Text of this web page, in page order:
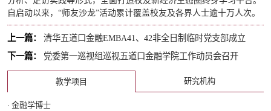
自启动以来，“师友沙龙”活动累计覆盖校友及各界人士逾十万人次。
上一篇：
清华五道口金融EMBA41、42非全日制临时党支部成立
下一篇：
党委第一巡视组巡视五道口金融学院工作动员会召开
教学项目 研究机构
· 金融学博士